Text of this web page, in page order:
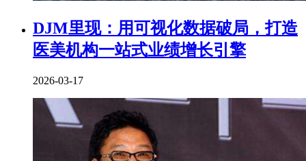
DJM里现：用可视化数据破局，打造
医美机构一站式业绩增长引擎
2026-03-17